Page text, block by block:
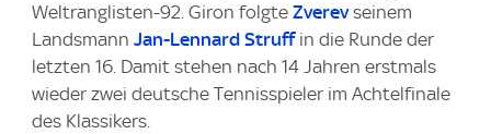
Weltranglisten-92. Giron folgte Zverevseinem
Landsmann Jan-Lennard Struffin die Runde der
letzten 16. Damit stehen nach 14 Jahren erstmals
wieder zwei deutsche Tennisspieler im Achtelfinale
des Klassikers.